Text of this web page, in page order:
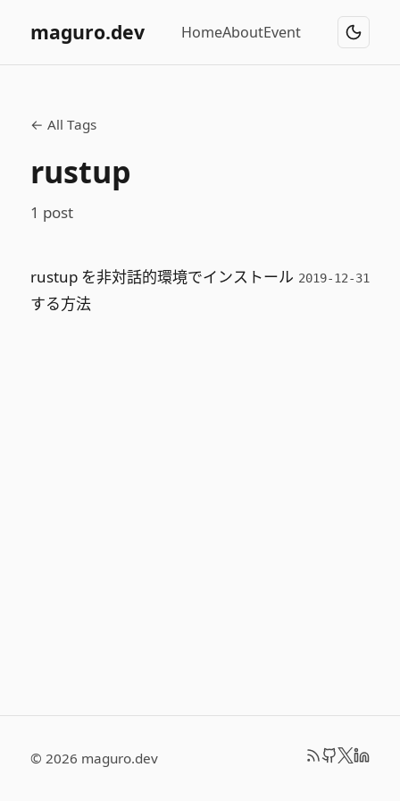
maguro.dev HomeAboutEvent
← All Tags
rustup
1 post
rustup を非対話的環境でインストール
する方法
2019-12-31
© 2026 maguro.dev